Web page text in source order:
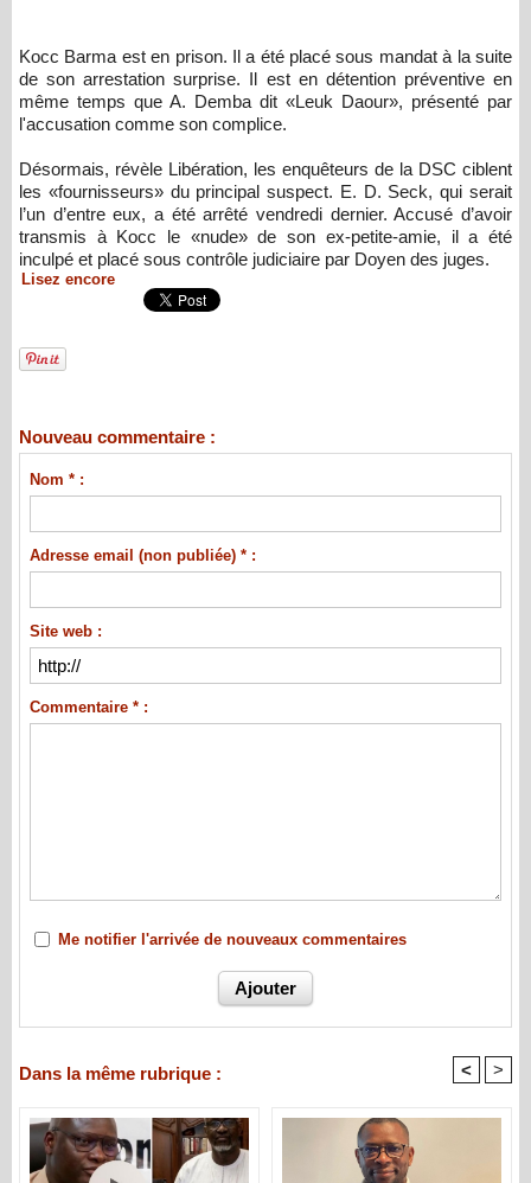
Kocc Barma est en prison. Il a été placé sous mandat à la suite
de son arrestation surprise. Il est en détention préventive en
même temps que A. Demba dit «Leuk Daour», présenté par
l'accusation comme son complice.
Désormais, révèle Libération, les enquêteurs de la DSC ciblent
les «fournisseurs» du principal suspect. E. D. Seck, qui serait
l’un d’entre eux, a été arrêté vendredi dernier. Accusé d’avoir
transmis à Kocc le «nude» de son ex-petite-amie, il a été
inculpé et placé sous contrôle judiciaire par Doyen des juges.
Lisez encore
Nouveau commentaire :
Nom * :
Adresse email (non publiée) * :
Site web :
Commentaire * :
Me notifier l'arrivée de nouveaux commentaires
Dans la même rubrique : < >